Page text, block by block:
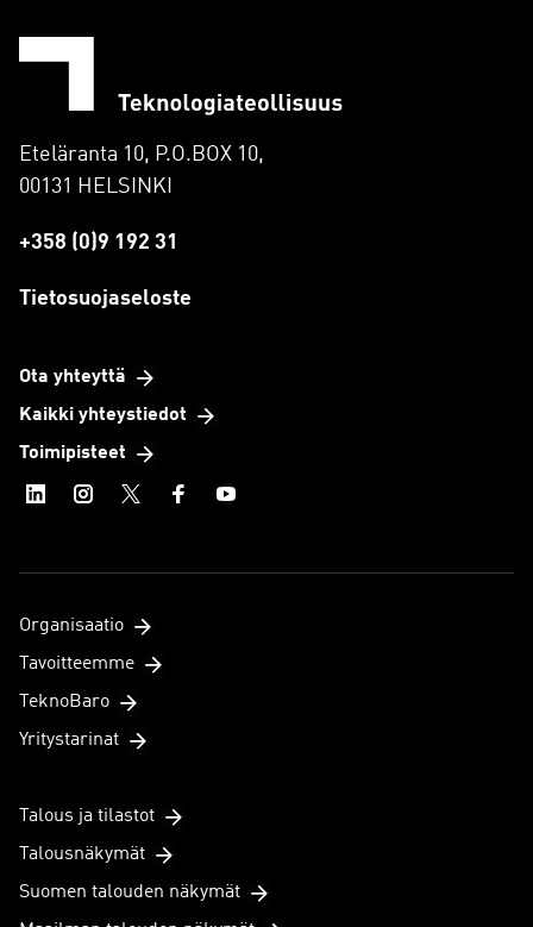
Eteläranta 10, P.O.BOX 10,
00131 HELSINKI
+358 (0)9 192 31
Tietosuojaseloste
Ota yhteyttä
Kaikki yhteystiedot
Toimipisteet
Organisaatio
Tavoitteemme
TeknoBaro
Yritystarinat
Talous ja tilastot
Talousnäkymät
Suomen talouden näkymät